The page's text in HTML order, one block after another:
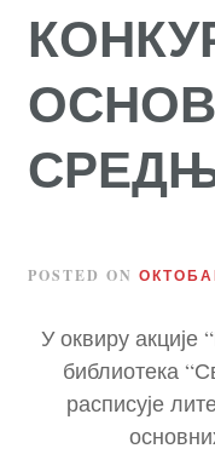
POSTED ON
У оквиру акције
библиотека
расписује